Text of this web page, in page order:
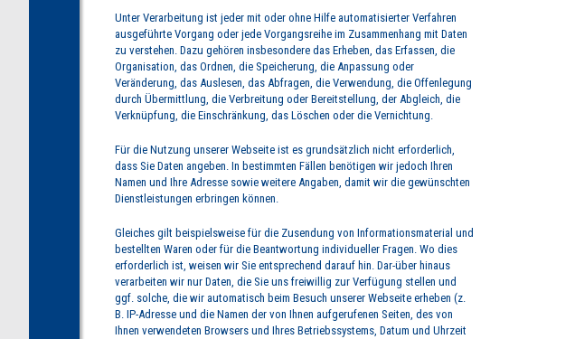
Unter Verarbeitung ist jeder mit oder ohne Hilfe automatisierter Verfahren
ausgeführte Vorgang oder jede Vorgangsreihe im Zusammenhang mit Daten
zu verstehen. Dazu gehören insbesondere das Erheben, das Erfassen, die
Organisation, das Ordnen, die Speicherung, die Anpassung oder
Veränderung, das Auslesen, das Abfragen, die Verwendung, die Offenlegung
durch Übermittlung, die Verbreitung oder Bereitstellung, der Abgleich, die
Verknüpfung, die Einschränkung, das Löschen oder die Vernichtung.
Für die Nutzung unserer Webseite ist es grundsätzlich nicht erforderlich,
dass Sie Daten angeben. In bestimmten Fällen benötigen wir jedoch Ihren
Namen und Ihre Adresse sowie weitere Angaben, damit wir die gewünschten
Dienstleistungen erbringen können.
Gleiches gilt beispielsweise für die Zusendung von Informationsmaterial und
bestellten Waren oder für die Beantwortung individueller Fragen. Wo dies
erforderlich ist, weisen wir Sie entsprechend darauf hin. Dar-über hinaus
verarbeiten wir nur Daten, die Sie uns freiwillig zur Verfügung stellen und
ggf. solche, die wir automatisch beim Besuch unserer Webseite erheben (z.
B. IP-Adresse und die Namen der von Ihnen aufgerufenen Seiten, des von
Ihnen verwendeten Browsers und Ihres Betriebssystems, Datum und Uhrzeit